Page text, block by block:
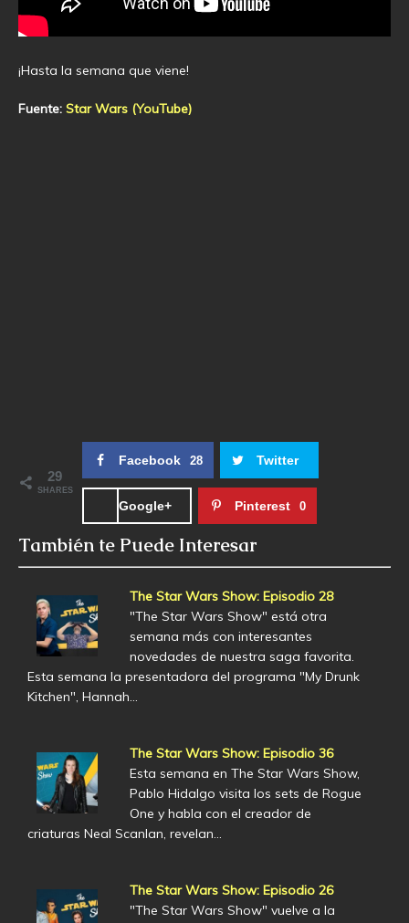
¡Hasta la semana que viene!
Fuente: Star Wars (YouTube)
29
SHARES
Facebook 28 Twitter
Google+ Pinterest 0
También te Puede Interesar
The Star Wars Show: Episodio 28
"The Star Wars Show" está otra
semana más con interesantes
novedades de nuestra saga favorita.
Esta semana la presentadora del programa "My Drunk
Kitchen", Hannah…
The Star Wars Show: Episodio 36
Esta semana en The Star Wars Show,
Pablo Hidalgo visita los sets de Rogue
One y habla con el creador de
criaturas Neal Scanlan, revelan…
The Star Wars Show: Episodio 26
"The Star Wars Show" vuelve a la